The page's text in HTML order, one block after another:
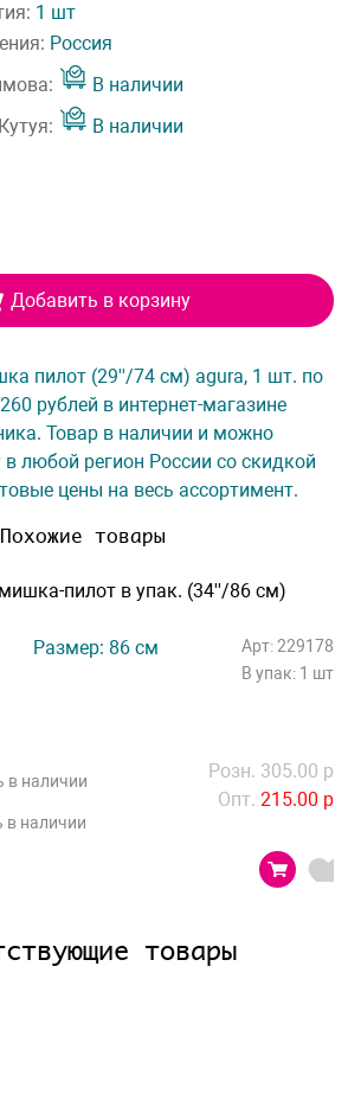
1 шт
Россия
В наличии
В наличии
Добавить в корзину
пилот (29''/74 см) agura, 1 шт. по
рублей в интернет-магазине
Товар в наличии и можно
в любой регион России со скидкой
цены на весь ассортимент.
Похожие товары
пилот в упак. (34''/86 см)
Размер: 86 см
Арт: 229178
В упак: 1 шт
в наличии
в наличии
Розн. 305.00 р
Опт. 215.00 р
товары